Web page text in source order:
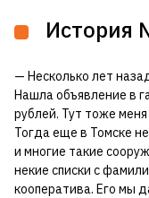
История
— Несколько лет
Нашла объявление в
рублей. Тут тоже
Тогда еще в Томске
и многие такие
некие списки с
кооператива. Его мы